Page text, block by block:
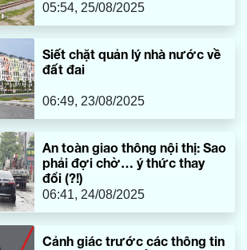
05:54, 25/08/2025
Siết chặt quản lý nhà nước về
đất đai
06:49, 23/08/2025
An toàn giao thông nội thị: Sao
phải đợi chờ… ý thức thay
đổi (?!)
06:41, 24/08/2025
Cảnh giác trước các thông tin